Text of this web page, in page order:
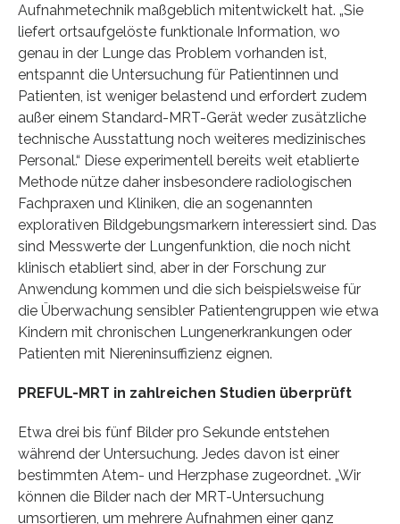
Aufnahmetechnik maßgeblich mitentwickelt hat. „Sie
liefert ortsaufgelöste funktionale Information, wo
genau in der Lunge das Problem vorhanden ist,
entspannt die Untersuchung für Patientinnen und
Patienten, ist weniger belastend und erfordert zudem
außer einem Standard-MRT-Gerät weder zusätzliche
technische Ausstattung noch weiteres medizinisches
Personal.“ Diese experimentell bereits weit etablierte
Methode nütze daher insbesondere radiologischen
Fachpraxen und Kliniken, die an sogenannten
explorativen Bildgebungsmarkern interessiert sind. Das
sind Messwerte der Lungenfunktion, die noch nicht
klinisch etabliert sind, aber in der Forschung zur
Anwendung kommen und die sich beispielsweise für
die Überwachung sensibler Patientengruppen wie etwa
Kindern mit chronischen Lungenerkrankungen oder
Patienten mit Niereninsuffizienz eignen.
PREFUL-MRT in zahlreichen Studien überprüft
Etwa drei bis fünf Bilder pro Sekunde entstehen
während der Untersuchung. Jedes davon ist einer
bestimmten Atem- und Herzphase zugeordnet. „Wir
können die Bilder nach der MRT-Untersuchung
umsortieren, um mehrere Aufnahmen einer ganz